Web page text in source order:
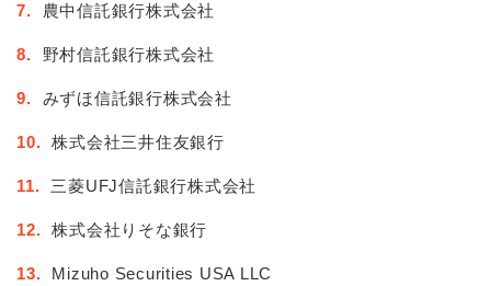
7. 農中信託銀行株式会社
8. 野村信託銀行株式会社
9. みずほ信託銀行株式会社
10. 株式会社三井住友銀行
11. 三菱UFJ信託銀行株式会社
12. 株式会社りそな銀行
13. Mizuho Securities USA LLC